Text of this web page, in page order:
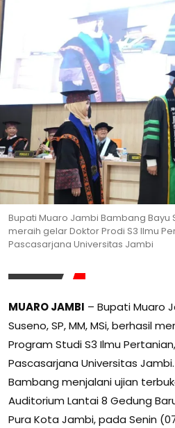
Bupati Muaro Jambi Bambang Bayu
meraih gelar Doktor Prodi S3 Ilmu
Pascasarjana Universitas Jambi
MUARO JAMBI – Bupati Muaro
Suseno, SP, MM, MSi, berhasil
Program Studi S3 Ilmu
Pascasarjana Universitas
Bambang menjalani ujian
Auditorium Lantai 8 Gedung
Pura Kota Jambi, pada Senin